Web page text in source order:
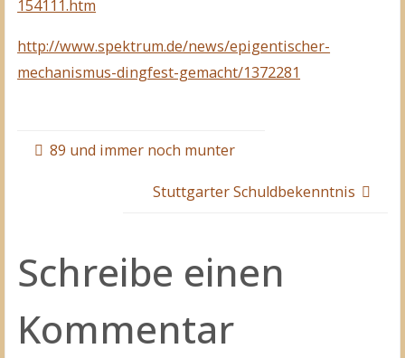
154111.htm
http://www.spektrum.de/news/epigentischer-
mechanismus-dingfest-gemacht/1372281
89 und immer noch munter
Stuttgarter Schuldbekenntnis
Schreibe einen
Kommentar